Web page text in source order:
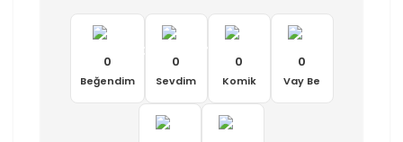
0
Beğendim
0
Sevdim
0
Komik
0
Vay Be